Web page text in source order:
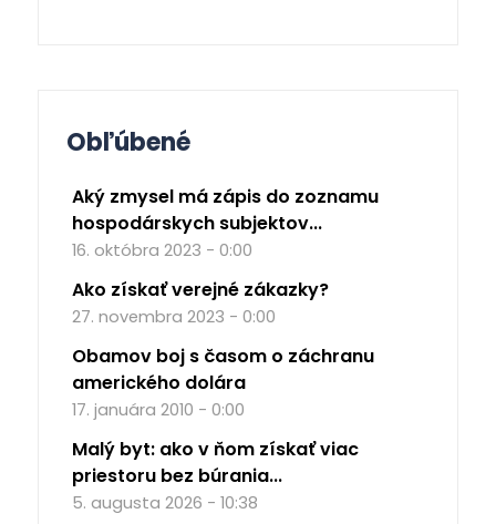
Obľúbené
Aký zmysel má zápis do zoznamu
hospodárskych subjektov...
16. októbra 2023 - 0:00
Ako získať verejné zákazky?
27. novembra 2023 - 0:00
Obamov boj s časom o záchranu
amerického dolára
17. januára 2010 - 0:00
Malý byt: ako v ňom získať viac
priestoru bez búrania...
5. augusta 2026 - 10:38